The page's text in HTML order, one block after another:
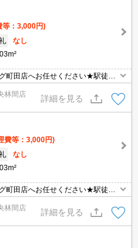
等：3,000円)
なし
町田店へお任せください★駅徒歩
件★
林間店
詳細を見る
費等：3,000円)
なし
町田店へお任せください★駅徒歩
件★
林間店
詳細を見る